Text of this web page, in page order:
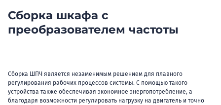
Сборка шкафа с
преобразователем частоты
Сборка ШПЧ является незаменимым решением для плавного
регулирования рабочих процессов системы. С помощью такого
устройства также обеспечивая экономное энергопотребление, а
благодаря возможности регулировать нагрузку на двигатель и точно